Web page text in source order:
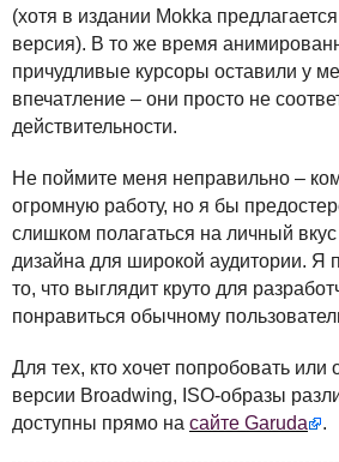
(хотя в издании Mokka
версия). В то же время
причудливые курсоры оставили у
впечатление – они просто не
действительности.
Не поймите меня неправильно –
огромную работу, но я бы
слишком полагаться на личный
дизайна для широкой аудитории. Я
то, что выглядит круто для
понравиться обычному
Для тех, кто хочет попробовать или
версии Broadwing, ISO-образы
доступны прямо на сайте Garuda .